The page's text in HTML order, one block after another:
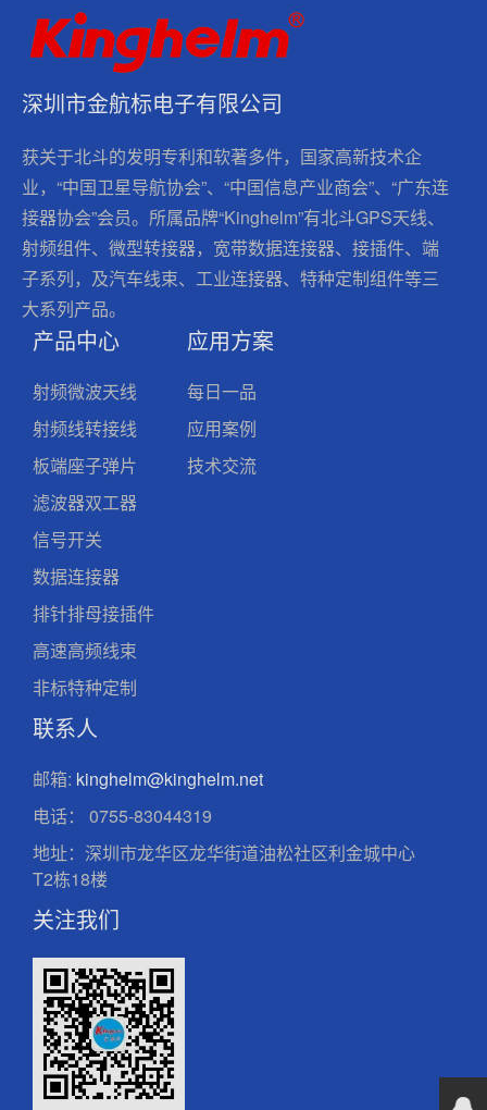
深圳市金航标电子有限公司
获关于北斗的发明专利和软著多件，国家高新技术企
业，“中国卫星导航协会”、“中国信息产业商会”、“广东连
接器协会”会员。所属品牌“Kinghelm”有北斗GPS天线、
射频组件、微型转接器，宽带数据连接器、接插件、端
子系列，及汽车线束、工业连接器、特种定制组件等三
大系列产品。
产品中心
射频微波天线
射频线转接线
板端座子弹片
滤波器双工器
信号开关
数据连接器
排针排母接插件
高速高频线束
非标特种定制
应用方案
每日一品
应用案例
技术交流
联系人
邮箱: kinghelm@kinghelm.net
电话：
0755-83044319
地址：深圳市龙华区龙华街道油松社区利金城中心
T2栋18楼
关注我们